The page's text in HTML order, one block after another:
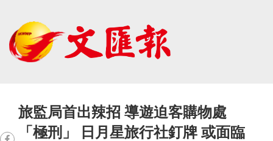
旅監局首出辣招 導遊迫客購物處
「極刑」 日月星旅行社釘牌 或面臨